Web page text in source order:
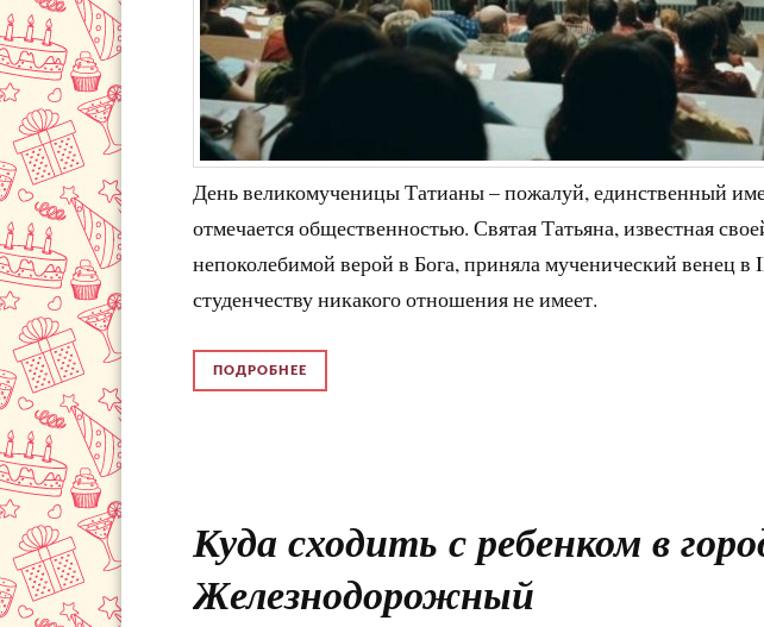
День великомученицы Татианы – пожалуй, единственный
отмечается общественностью. Святая Татьяна, известная
непоколебимой верой в Бога, приняла мученический венец в
студенчеству никакого отношения не имеет.
ПОДРОБНЕЕ
Куда сходить с ребенком в
Железнодорожный